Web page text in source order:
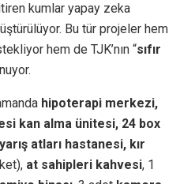
kumlar yapay zeka
Bu tür projeler hem
hem de TJK’nın “sıfır
hipoterapi merkezi,
kan alma ünitesi, 24 box
atları hastanesi, kır
at sahipleri kahvesi, 1